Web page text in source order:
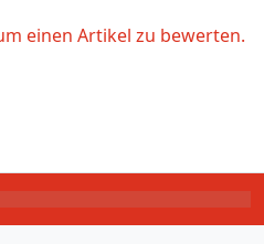
einen Artikel zu bewerten.